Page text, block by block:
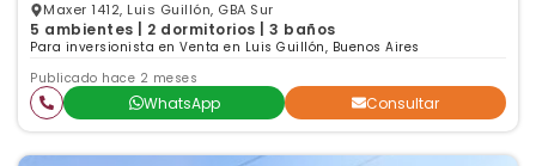
Maxer 1412, Luis Guillón, GBA Sur
5 ambientes | 2 dormitorios | 3 baños
Para inversionista en Venta en Luis Guillón, Buenos Aires
Publicado hace 2 meses
WhatsApp Consultar